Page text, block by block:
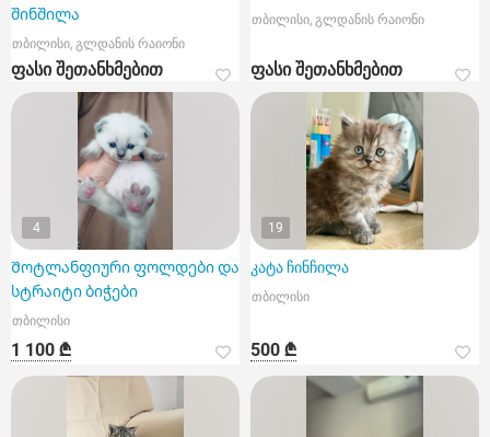
შინშილა
თბილისი, გლდანის რაიონი
ფასი შეთანხმებით
თბილისი, გლდანის რაიონი
ფასი შეთანხმებით
4
Შოტლანფიური ფოლდები და
სტრაიტი ბიჭები
თბილისი
1 100 ₾
19
კატა ჩინჩილა
თბილისი
500 ₾